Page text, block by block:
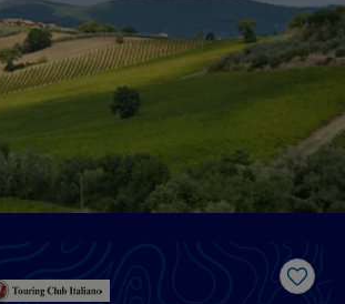
Like